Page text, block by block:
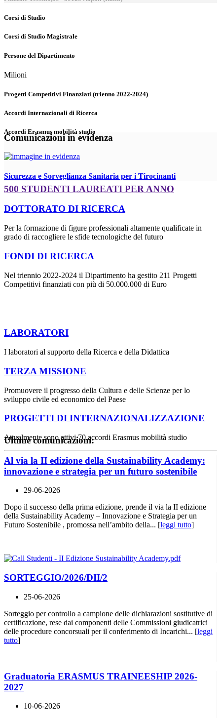
Corsi di Studio
Corsi di Studio Magistrale
Persone del Dipartimento
Milioni
Progetti Competitivi Finanziati (trienno 2022-2024)
Accordi Internazionali di Ricerca
Accordi Erasmus mobilità studio
Comunicazioni in evidenza
Sicurezza e Sorveglianza Sanitaria per i Tirocinanti
500 STUDENTI LAUREATI PER ANNO
DOTTORATO DI RICERCA
Per la formazione di figure professionali altamente qualificate in
grado di raccogliere le sfide tecnologiche del futuro
FONDI DI RICERCA
Nel triennio 2022-2024 il Dipartimento ha gestito 211 Progetti
Competitivi finanziati con più di 50.000.000 di Euro
LABORATORI
I laboratori al supporto della Ricerca e della Didattica
TERZA MISSIONE
Promuovere il progresso della Cultura e delle Scienze per lo
sviluppo civile ed economico del Paese
PROGETTI DI INTERNAZIONALIZZAZIONE
Attualmente sono attivi 70 accordi Erasmus mobilità studio
Ultime comunicazioni:
Al via la II edizione della Sustainability Academy:
innovazione e strategia per un futuro sostenibile
29-06-2026
Dopo il successo della prima edizione, prende il via la II edizione
della Sustainability Academy – Innovazione e Strategia per un
Futuro Sostenibile , promossa nell’ambito della... [leggi tutto]
SORTEGGIO/2026/DII/2
25-06-2026
Sorteggio per controllo a campione delle dichiarazioni sostitutive di
certificazione, rese dai componenti delle Commissioni giudicatrici
delle procedure concorsuali per il conferimento di Incarichi... [leggi
tutto]
Graduatoria ERASMUS TRAINEESHIP 2026-
2027
10-06-2026